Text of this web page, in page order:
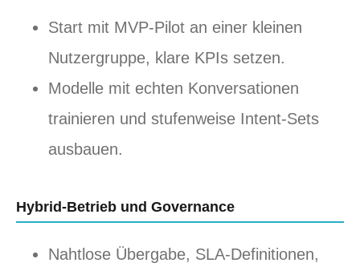
Start mit MVP-Pilot an einer kleinen
Nutzergruppe, klare KPIs setzen.
Modelle mit echten Konversationen
trainieren und stufenweise Intent-Sets
ausbauen.
Hybrid-Betrieb und Governance
Nahtlose Übergabe, SLA-Definitionen,